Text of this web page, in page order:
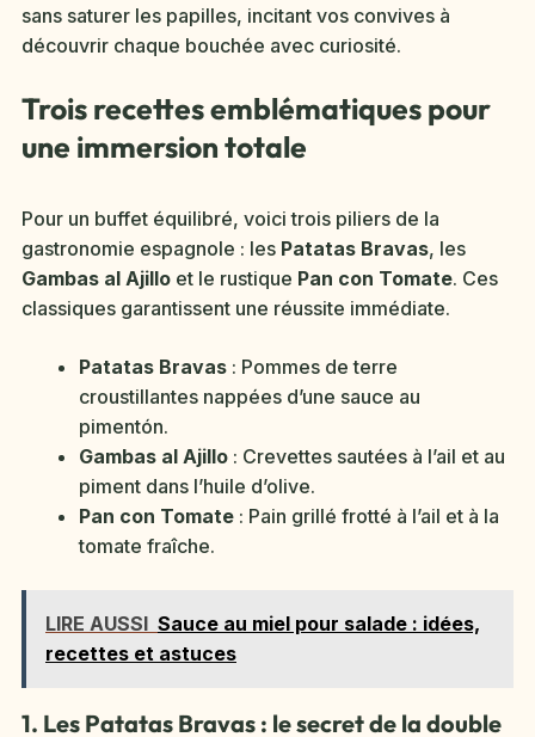
sans saturer les papilles, incitant vos convives à
découvrir chaque bouchée avec curiosité.
Trois recettes emblématiques pour
une immersion totale
Pour un buffet équilibré, voici trois piliers de la
gastronomie espagnole : les Patatas Bravas, les
Gambas al Ajillo et le rustique Pan con Tomate. Ces
classiques garantissent une réussite immédiate.
Patatas Bravas : Pommes de terre
croustillantes nappées d’une sauce au
pimentón.
Gambas al Ajillo : Crevettes sautées à l’ail et au
piment dans l’huile d’olive.
Pan con Tomate : Pain grillé frotté à l’ail et à la
tomate fraîche.
LIRE AUSSI Sauce au miel pour salade : idées,
recettes et astuces
1. Les Patatas Bravas : le secret de la double